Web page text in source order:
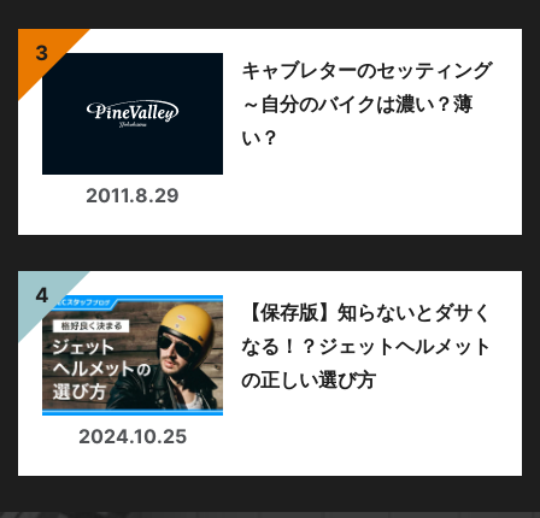
2011.8.29
キャブレターのセッティング
～自分のバイクは濃い？薄
い？
2024.10.25
【保存版】知らないとダサく
なる！？ジェットヘルメット
の正しい選び方